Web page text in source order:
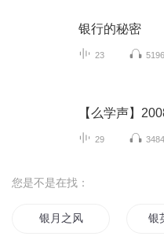
银行的秘密
23 5196
【么学声】
29 3484
您是不是在找：
银月之风 银